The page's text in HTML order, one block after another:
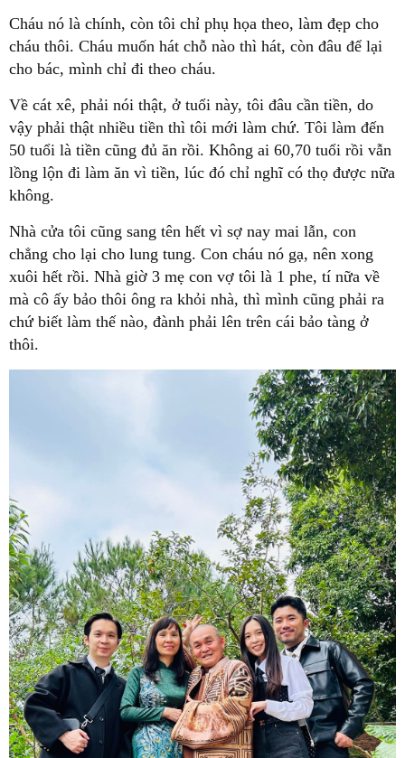
Cháu nó là chính, còn tôi chỉ phụ họa theo, làm đẹp cho
cháu thôi. Cháu muốn hát chỗ nào thì hát, còn đâu để lại
cho bác, mình chỉ đi theo cháu.
Về cát xê, phải nói thật, ở tuổi này, tôi đâu cần tiền, do
vậy phải thật nhiều tiền thì tôi mới làm chứ. Tôi làm đến
50 tuổi là tiền cũng đủ ăn rồi. Không ai 60,70 tuổi rồi vẫn
lồng lộn đi làm ăn vì tiền, lúc đó chỉ nghĩ có thọ được nữa
không.
Nhà cửa tôi cũng sang tên hết vì sợ nay mai lẫn, con
chẳng cho lại cho lung tung. Con cháu nó gạ, nên xong
xuôi hết rồi. Nhà giờ 3 mẹ con vợ tôi là 1 phe, tí nữa về
mà cô ấy bảo thôi ông ra khỏi nhà, thì mình cũng phải ra
chứ biết làm thế nào, đành phải lên trên cái bảo tàng ở
thôi.